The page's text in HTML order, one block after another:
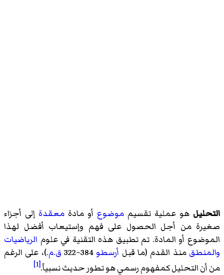
التحليل هو عملية تقسيم موضوع أو مادة معقدة إلى أجزاء
صغيرة من أجل الحصول على فهم وإستيعاب أفضل لهذا
الموضوع أو المادة. تم تطبيق هذه التقنية في علوم الرياضيات
والمنطق منذ القدم (ما قبل أرسطو ق.م.)، على الرغم
من أن التحليل كمفهوم رسمي هو تطور حديث نسبياً.[1]